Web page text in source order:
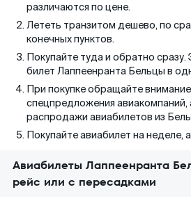
различаются по цене.
Лететь транзитом дешево, по
конечных пунктов.
Покупайте туда и обратно
билет Лаппеенранта Бельцы в
При покупке обращайте
спецпредложения авиакомпаний,
распродажи авиабилетов из
Покупайте авиабилет на неделе,
Авиабилеты Лаппеенранта
рейс или с пересадками